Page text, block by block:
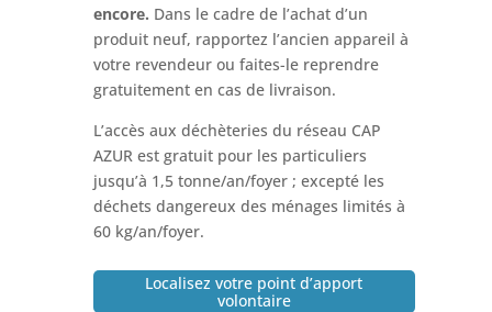
encore. Dans le cadre de l’achat d’un
produit neuf, rapportez l’ancien appareil à
votre revendeur ou faites-le reprendre
gratuitement en cas de livraison.
L’accès aux déchèteries du réseau CAP
AZUR est gratuit pour les particuliers
jusqu’à 1,5 tonne/an/foyer ; excepté les
déchets dangereux des ménages limités à
60 kg/an/foyer.
Localisez votre point d’apport
volontaire